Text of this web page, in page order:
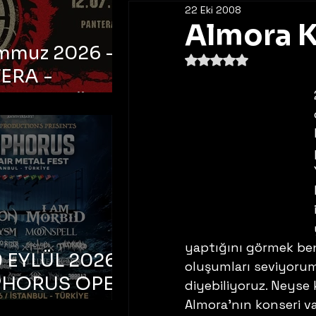
Almora
22 Eki 2008
5 üzerinden NaN
yaptığını görmek
oluşumları
diyebiliyoruz. Neyse
Almora’nın konseri
2026 -
-
Ataköy
Arena
2026 –
OPEN
FEST